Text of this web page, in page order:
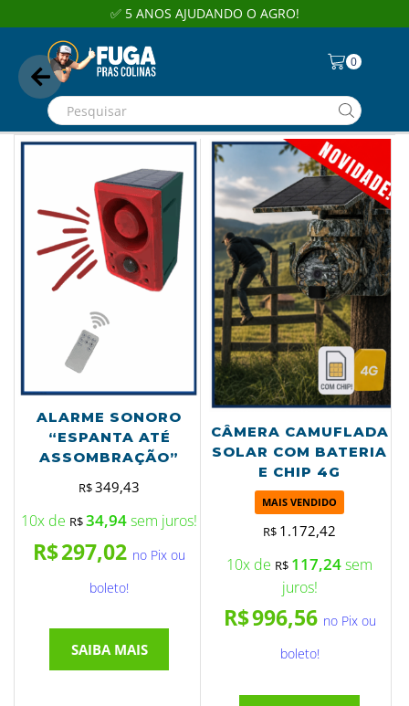
✅ 5 ANOS AJUDANDO O AGRO!
0
ALARME SONORO
“ESPANTA ATÉ
ASSOMBRAÇÃO”
R$349,43
10x de R$34,94sem juros!
R$297,02 no Pix ou
boleto!
SAIBA MAIS
CÂMERA CAMUFLADA
SOLAR COM BATERIA
E CHIP 4G
MAIS VENDIDO
R$ 1.172,42
10x de R$ 117,24sem
juros!
R$996,56 no Pix ou
boleto!